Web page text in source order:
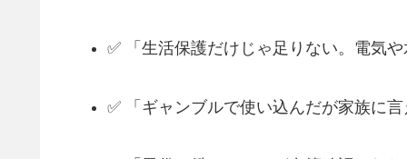
✅ 「生活保護だけじゃ足りない。電気
✅ 「ギャンブルで使い込んだが家族に